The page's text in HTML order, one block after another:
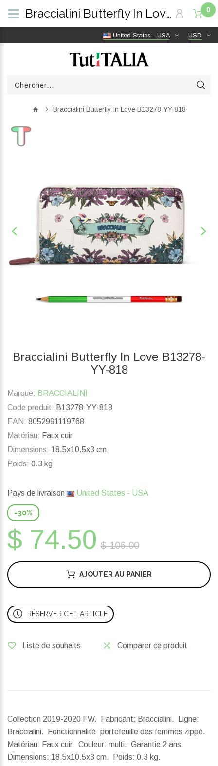
USD
United States - USA
0
Braccialini Butterfly In Love B13278-YY-818
Braccialini Butterfly In Love B13278-
YY-818
Marque: BRACCIALINI
Code produit: B13278-YY-818
EAN: 8052991119768
Matériau: Faux cuir
Dimensions: 18.5x10.5x3 cm
Poids: 0.3 kg
Pays de livraison United States - USA
-30%
$ 74.50 $ 106.00
AJOUTER AU PANIER
RÉSERVER CET ARTICLE
Liste de souhaits Comparer ce produit
Collection 2019-2020 FW. Fabricant: Braccialini. Ligne:
Braccialini. Fonctionnalité: portefeuille des femmes zippé.
Matériau: Faux cuir. Couleur: multi. Garantie 2 ans.
Dimensions: 18.5x10.5x3 cm. Poids: 0.3 kg.
Braccialini Butterfly In Love B13278-YY-818 | TutITALIA